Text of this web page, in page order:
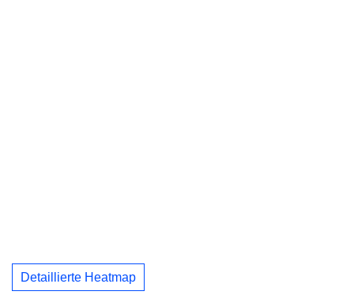
Detaillierte Heatmap